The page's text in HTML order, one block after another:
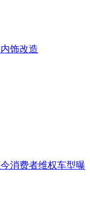
饰改造
消费者维权车型曝